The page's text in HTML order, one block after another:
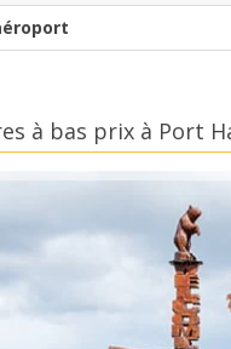
à bas prix à Port